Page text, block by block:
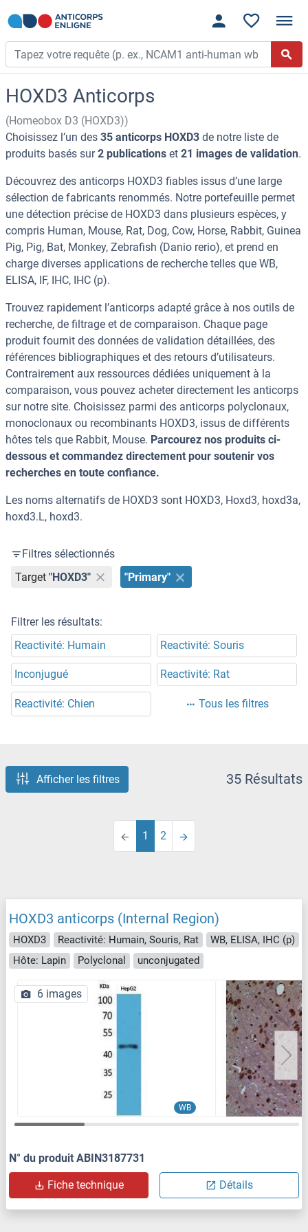
HOXD3 Anticorps
(Homeobox D3 (HOXD3))
Choisissez l’un des 35 anticorps HOXD3 de notre liste de
produits basés sur2 publications et 21 images de validation.
Découvrez des anticorps HOXD3 fiables issus d’une large
sélection de fabricants renommés. Notre portefeuille permet
une détection précise de HOXD3 dans plusieurs espèces, y
compris Human, Mouse, Rat, Dog, Cow, Horse, Rabbit, Guinea
Pig, Pig, Bat, Monkey, Zebrafish (Danio rerio), et prend en
charge diverses applications de recherche telles que WB,
ELISA, IF, IHC, IHC (p).
Trouvez rapidement l’anticorps adapté grâce à nos outils de
recherche, de filtrage et de comparaison. Chaque page
produit fournit des données de validation détaillées, des
références bibliographiques et des retours d’utilisateurs.
Contrairement aux ressources dédiées uniquement à la
comparaison, vous pouvez acheter directement les anticorps
sur notre site. Choisissez parmi des anticorps polyclonaux,
monoclonaux ou recombinants HOXD3, issus de différents
hôtes tels que Rabbit, Mouse. Parcourez nos produits ci-
dessous et commandez directement pour soutenir vos
recherches en toute confiance.
Les noms alternatifs de HOXD3 sont HOXD3, Hoxd3, hoxd3a,
hoxd3.L, hoxd3.
Filtres sélectionnés
Target "HOXD3" "Primary"
Filtrer les résultats:
Reactivité: Humain
Reactivité: Souris
Inconjugué Reactivité: Rat
Reactivité: Chien Tous les filtres
Afficher les filtres 35 Résultats
1 2
HOXD3 anticorps (Internal Region)
HOXD3 Reactivité: Humain, Souris, Rat
WB, ELISA, IHC (p)
Hôte: Lapin
Polyclonal unconjugated
WB
6 images
N° du produit ABIN3187731
Fiche technique Détails